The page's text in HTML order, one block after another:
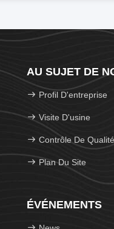
AU SUJET DE
Profil D'entreprise
Visite D'usine
Contrôle De Qualité
Plan Du Site
ÉVÉNEMENTS